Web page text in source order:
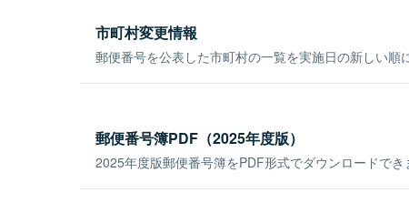
市町村変更情報
郵便番号を公表した市町村の一覧を実施日の新しい順
郵便番号簿PDF（2025年度版）
2025年度版郵便番号簿をPDF形式でダウンロードでき